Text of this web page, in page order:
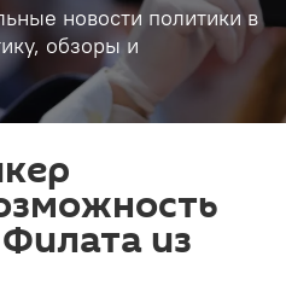
новости политики в
обзоры и
из